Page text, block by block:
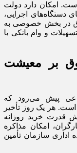
امکان دارد دولت
دستگاه‌های اجرایی،
در بخش خصوصی به
و وام بانکی با
بر معیشت
پیش می‌رود که
هر یک روز تأخیر
قدرت خرید روزانه
امکان مذاکره
اداری سازمان تأمین